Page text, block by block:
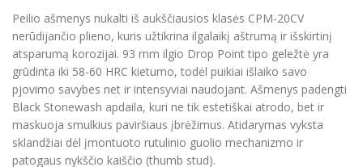
Peilio ašmenys nukalti iš aukščiausios klasės CPM-20CV
nerūdijančio plieno, kuris užtikrina ilgalaikį aštrumą ir išskirtinį
atsparumą korozijai. 93 mm ilgio Drop Point tipo geležtė yra
grūdinta iki 58-60 HRC kietumo, todėl puikiai išlaiko savo
pjovimo savybes net ir intensyviai naudojant. Ašmenys padengti
Black Stonewash apdaila, kuri ne tik estetiškai atrodo, bet ir
maskuoja smulkius paviršiaus įbrėžimus. Atidarymas vyksta
sklandžiai dėl įmontuoto rutulinio guolio mechanizmo ir
patogaus nykščio kaiščio (thumb stud).